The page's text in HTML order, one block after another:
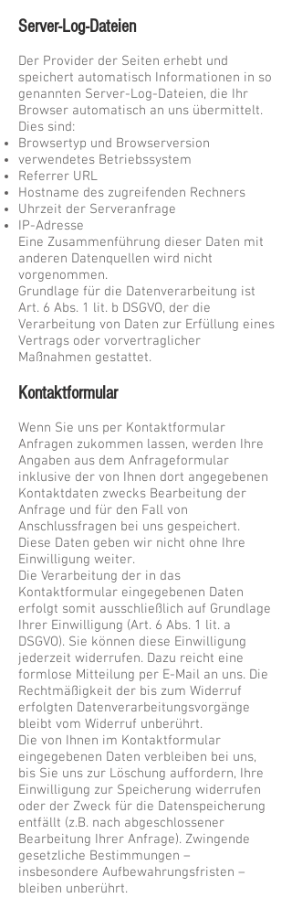
Server-Log-Dateien
Der Provider der Seiten erhebt und
speichert automatisch Informationen in so
genannten Server-Log-Dateien, die Ihr
Browser automatisch an uns übermittelt.
Dies sind:
Browsertyp und Browserversion
verwendetes Betriebssystem
Referrer URL
Hostname des zugreifenden Rechners
Uhrzeit der Serveranfrage
IP-Adresse
Eine Zusammenführung dieser Daten mit
anderen Datenquellen wird nicht
vorgenommen.
Grundlage für die Datenverarbeitung ist
Art. 6 Abs. 1 lit. b DSGVO, der die
Verarbeitung von Daten zur Erfüllung eines
Vertrags oder vorvertraglicher
Maßnahmen gestattet.
Kontaktformular
Wenn Sie uns per Kontaktformular
Anfragen zukommen lassen, werden Ihre
Angaben aus dem Anfrageformular
inklusive der von Ihnen dort angegebenen
Kontaktdaten zwecks Bearbeitung der
Anfrage und für den Fall von
Anschlussfragen bei uns gespeichert.
Diese Daten geben wir nicht ohne Ihre
Einwilligung weiter.
Die Verarbeitung der in das
Kontaktformular eingegebenen Daten
erfolgt somit ausschließlich auf Grundlage
Ihrer Einwilligung (Art. 6 Abs. 1 lit. a
DSGVO). Sie können diese Einwilligung
jederzeit widerrufen. Dazu reicht eine
formlose Mitteilung per E-Mail an uns. Die
Rechtmäßigkeit der bis zum Widerruf
erfolgten Datenverarbeitungsvorgänge
bleibt vom Widerruf unberührt.
Die von Ihnen im Kontaktformular
eingegebenen Daten verbleiben bei uns,
bis Sie uns zur Löschung auffordern, Ihre
Einwilligung zur Speicherung widerrufen
oder der Zweck für die Datenspeicherung
entfällt (z.B. nach abgeschlossener
Bearbeitung Ihrer Anfrage). Zwingende
gesetzliche Bestimmungen –
insbesondere Aufbewahrungsfristen –
bleiben unberührt.